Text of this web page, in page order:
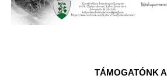
TÁMOGATÓNK A